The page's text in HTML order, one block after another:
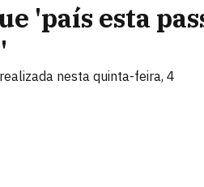
'país esta
nesta quinta-feira, 4